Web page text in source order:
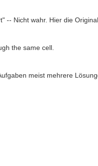
-- Nicht wahr. Hier die
the same cell.
meist mehrere